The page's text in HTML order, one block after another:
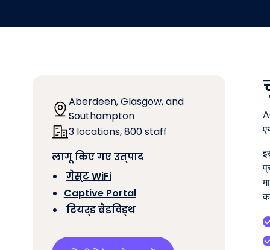
Aberdeen, Glasgow, and
Southampton
3 locations, 800 staff
लागू किए गए उत्पाद
गेस्ट WiFi
Captive Portal‍
टियर्ड बैंडविड्थ